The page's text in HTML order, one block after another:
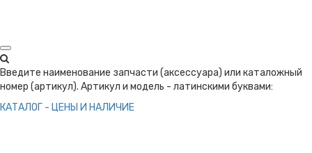
Введите наименование запчасти (аксессуара) или каталожный
номер (артикул). Артикул и модель - латинскими буквами:
КАТАЛОГ - ЦЕНЫ И НАЛИЧИЕ